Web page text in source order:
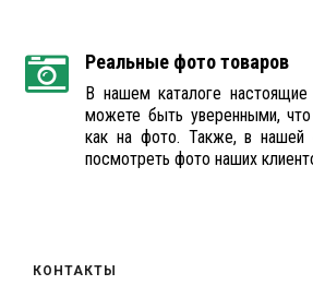
Реальные фото товаров
В нашем каталоге
можете быть уверенными,
как на фото. Также, в нашей
посмотреть фото наших
КОНТАКТЫ